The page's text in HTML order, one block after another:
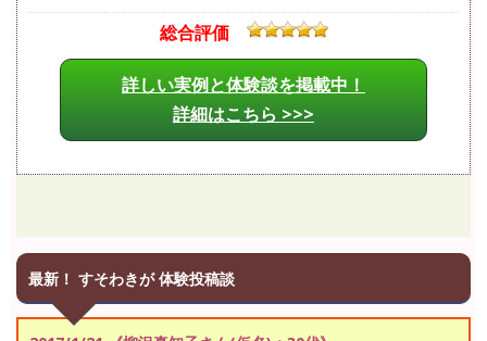
総合評価
詳しい実例と体験談を掲載中！
詳細はこちら >>>
最新！ すそわきが 体験投稿談